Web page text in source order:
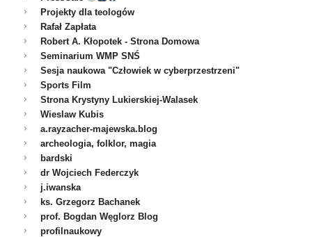
Projekty dla teologów
Rafał Zapłata
Robert A. Kłopotek - Strona Domowa
Seminarium WMP SNŚ
Sesja naukowa "Człowiek w cyberprzestrzeni"
Sports Film
Strona Krystyny Lukierskiej-Walasek
Wieslaw Kubis
a.rayzacher-majewska.blog
archeologia, folklor, magia
bardski
dr Wojciech Federczyk
j.iwanska
ks. Grzegorz Bachanek
prof. Bogdan Węglorz Blog
profilnaukowy